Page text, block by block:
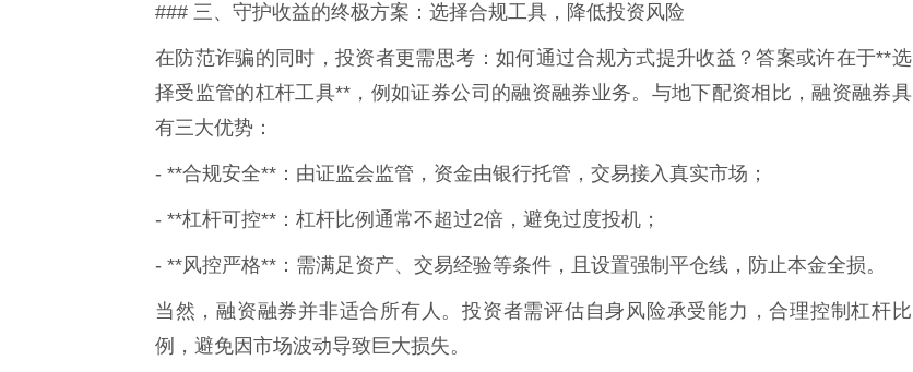
### 三、守护收益的终极方案：选择合规工具，降低投资风险
在防范诈骗的同时，投资者更需思考：如何通过合规方式提升收益？答案或许在于**选
择受监管的杠杆工具**，例如证券公司的融资融券业务。与地下配资相比，融资融券具
有三大优势：
- **合规安全**：由证监会监管，资金由银行托管，交易接入真实市场；
- **杠杆可控**：杠杆比例通常不超过2倍，避免过度投机；
- **风控严格**：需满足资产、交易经验等条件，且设置强制平仓线，防止本金全损。
当然，融资融券并非适合所有人。投资者需评估自身风险承受能力，合理控制杠杆比
例，避免因市场波动导致巨大损失。